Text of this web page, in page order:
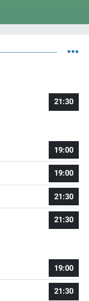
21:30
19:00
19:00
21:30
21:30
19:00
21:30